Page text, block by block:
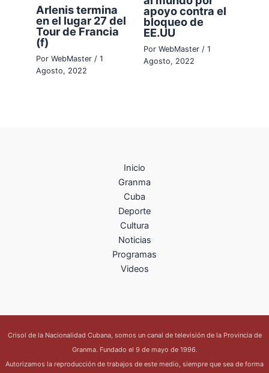
Arlenis termina
en el lugar 27 del
Tour de Francia
(f)
PorWebMaster /1
Agosto, 2022
apoyo contra el
bloqueo de
EE.UU
Por WebMaster / 1
Agosto, 2022
Inicio
Granma
Cuba
Deporte
Cultura
Noticias
Programas
Videos
Crisol de la Nacionalidad Cubana, somos un canal de televisión de la Provincia de
Granma. Fundado el 9 de mayo de 1996.
Autorizamos la reproducción de trabajos de este medio, siempre que sea de forma